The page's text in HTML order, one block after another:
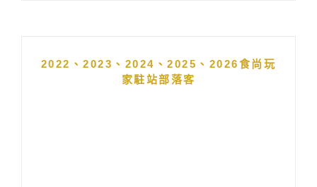
2022、2023、2024、2025、2026食尚玩
家駐站部落客